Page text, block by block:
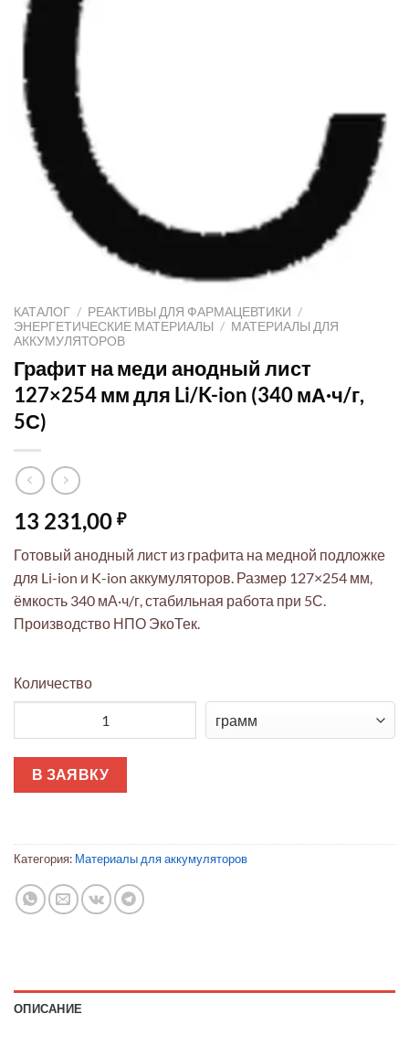
КАТАЛОГ / РЕАКТИВЫ ДЛЯ ФАРМАЦЕВТИКИ /
ЭНЕРГЕТИЧЕСКИЕ МАТЕРИАЛЫ / МАТЕРИАЛЫ ДЛЯ
АККУМУЛЯТОРОВ
Графит на меди анодный лист
127×254 мм для Li/K-ion (340 мА·ч/г,
5С)
13 231,00 ₽
Готовый анодный лист из графита на медной подложке
для Li-ion и K-ion аккумуляторов. Размер 127×254 мм,
ёмкость 340 мА·ч/г, стабильная работа при 5С.
Производство НПО ЭкоТек.
Количество
В ЗАЯВКУ
Категория: Материалы для аккумуляторов
ОПИСАНИЕ